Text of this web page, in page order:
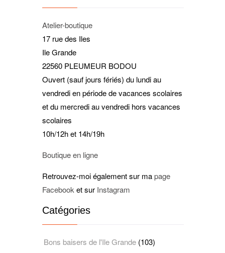
Atelier-boutique
17 rue des Iles
Ile Grande
22560 PLEUMEUR BODOU
Ouvert (sauf jours fériés) du lundi au
vendredi en période de vacances scolaires
et du mercredi au vendredi hors vacances
scolaires
10h/12h et 14h/19h
Boutique en ligne
Retrouvez-moi également sur mapage
Facebooket sur Instagram
Catégories
Bons baisers de l'Ile Grande (103)